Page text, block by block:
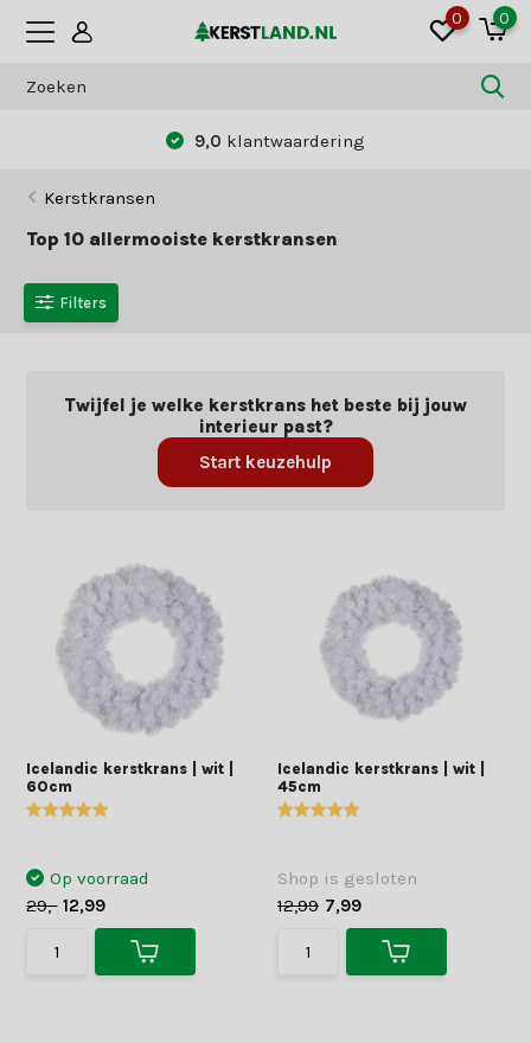
0 0
Betaal zoals jij dat wilt:vooraf of achteraf
Kerstkransen
Top 10 allermooiste kerstkransen
Filters
Twijfel je welke kerstkrans het beste bij jouw
interieur past?
Start keuzehulp
Icelandic kerstkrans | wit |
60cm
Op voorraad
29,- 12,99
Icelandic kerstkrans | wit |
45cm
Shop is gesloten
12,99 7,99